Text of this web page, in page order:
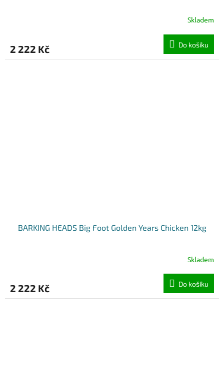
Skladem
2 222 Kč Do košíku
BARKING HEADS Big Foot Golden Years Chicken 12kg
Skladem
2 222 Kč Do košíku